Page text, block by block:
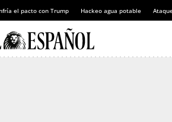
el pacto con Trump Hackeo agua potable